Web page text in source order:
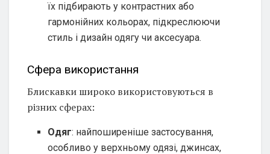
їх підбирають у контрастних або
гармонійних кольорах, підкреслюючи
стиль і дизайн одягу чи аксесуара.
Сфера використання
Блискавки широко використовуються в
різних сферах:
Одяг: найпоширеніше застосування,
особливо у верхньому одязі, джинсах,